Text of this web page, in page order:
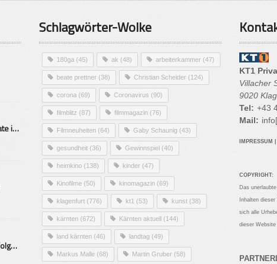
Alarmierende Selbstmordrate in Kärnten
Mittelstand – Fit fürs Land Folge 9- Konditor
Schlagwörter-Wolke
180ga (45) ak (48) arbeiterkammer (47)
beate prettner (38) Christian Scheider (124)
corona (69) Coronavirus (90)
filmblitz (87) filmmagazin (76)
Filmneuheiten (64) Gaby Schaunig (43)
gesundheit (36) Gewinnspiel (40)
heimkino (138) kinder (47)
Kinofilme (50) kinomagazin (69)
klagenfurt (776) kt1 (53) kunst (38)
kärnten (672) Kärnten aktuell (144)
land kärnten (46) landtag (49)
Markus Malle (68) Martin Gruber (58)
KT1
Villacher
9020
Tel: +43
Mail:
IMPRESSUM
COPYRIGHT:
Das
Inhalten
sich alle
dieser Website